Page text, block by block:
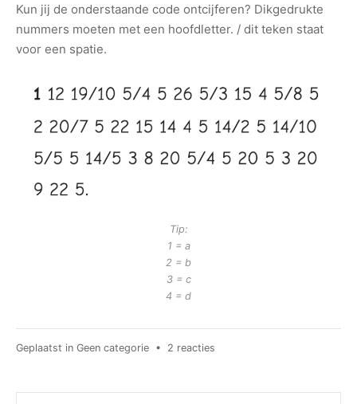
Kun jij de onderstaande code ontcijferen? Dikgedrukte
nummers moeten met een hoofdletter. / dit teken staat
voor een spatie.
Tip:
1 = a
2 = b
3 = c
4 = d
Geplaatst in Geen categorie • 2 reacties
16